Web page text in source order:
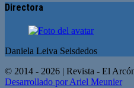
Directora
Daniela Leiva Seisdedos
© 2014 - 2026 | Revista - El
Desarrollado por Ariel Meunier